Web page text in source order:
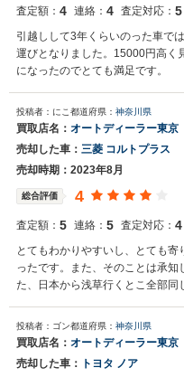
査定額： 4 連絡： 4 査定対応： 5
引越しして3年くらいのった車で
運びとなりました。15000円高く
になったのでとても満足です。
投稿者：にこ 都道府県： 神奈川県
買取店名： オートディーラー東
売却した車： 三菱 コルトプラス
売却時期：2023年8月
総合評価 4
査定額： 5 連絡： 5 査定対応： 4
とてもわかりやすいし、とても
ったです。また、そのことは承知
た、日本から浅草行くとこ全部同
投稿者：ゴン都道府県： 神奈川県
買取店名： オートディーラー東
売却した車：
トヨタ ノア